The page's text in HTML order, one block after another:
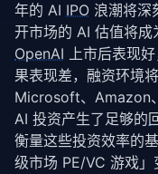
年的 AI IPO 浪潮将深
开市场的 AI 估值将成
OpenAI 上市后表现
果表现差，融资环境将
Microsoft、Amazon
AI 投资产生了足够的
衡量这些投资效率的基
级市场 PE/VC 游戏